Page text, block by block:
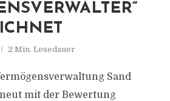
2 Min. Lesedauer
Sand
mit der Bewertung